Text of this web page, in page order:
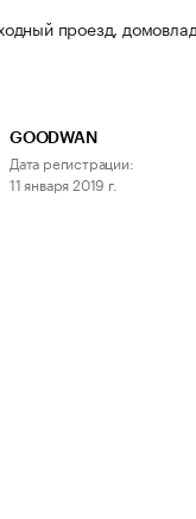
проезд,
GOODWAN
Дата регистрации:
11 января 2019 г.